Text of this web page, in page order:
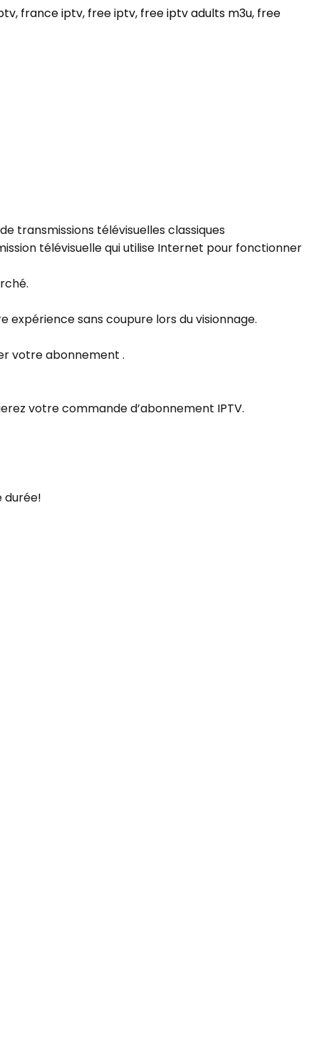
, france iptv, free iptv, free iptv adults m3u, free
transmissions télévisuelles classiques
télévisuelle qui utilise Internet pour fonctionner
expérience sans coupure lors du visionnage.
votre abonnement .
votre commande d’abonnement IPTV.
durée!